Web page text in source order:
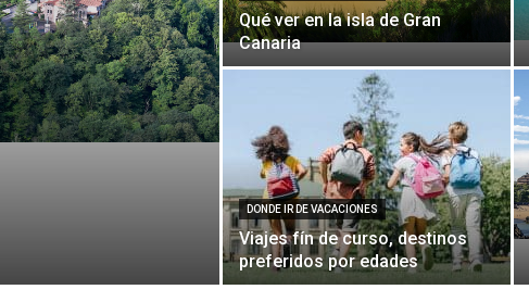
Qué ver en la isla de Gran
Canaria
DONDE IR DE VACACIONES
Viajes fín de curso, destinos
preferidos por edades